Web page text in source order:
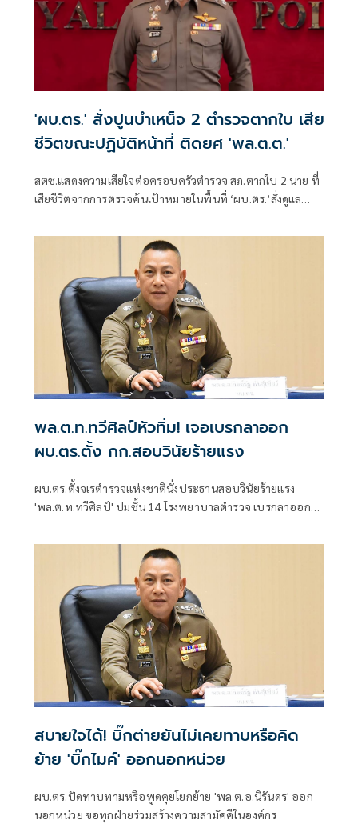
'ผบ.ตร.' สั่งปูนบำเหน็จ 2 ตำรวจตากใบ เสีย
ชีวิตขณะปฏิบัติหน้าที่ ติดยศ 'พล.ต.ต.'
สตช.แสดงความเสียใจต่อครอบครัวตำรวจ สภ.ตากใบ 2 นาย ที่
เสียชีวิตจากการตรวจค้นเป้าหมายในพื้นที่ ‘ผบ.ตร.’สั่งดูแล
จากเหตุดังกล่าว
พล.ต.ท.ทวีศิลป์หัวทิ่ม! เจอเบรกลาออก
ผบ.ตร.ตั้ง กก.สอบวินัยร้ายแรง
ผบ.ตร.ตั้งจเรตำรวจแห่งชาตินั่งประธานสอบวินัยร้ายแรง
'พล.ต.ท.ทวีศิลป์' ปมชั้น 14 โรงพยาบาลตำรวจ เบรกลาออก
สบายใจได้! บิ๊กต่ายยันไม่เคยทาบหรือคิด
ย้าย 'บิ๊กไมค์' ออกนอกหน่วย
ผบ.ตร.ปัดทาบทามหรือพูดคุยโยกย้าย 'พล.ต.อ.นิรันดร' ออก
นอกหน่วย ขอทุกฝ่ายร่วมสร้างความสามัคคีในองค์กร